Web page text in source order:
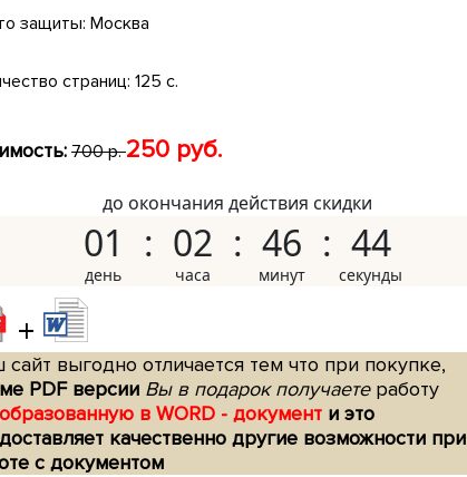
защиты: Москва
страниц: 125 с.
700 р.250 руб.
до окончания действия скидки
01 02 46 43
+
выгодно отличается тем что при покупке,
PDF версии Вы в подарок получаетеработу
в WORD - документ и это
качественно другие возможности при
с документом